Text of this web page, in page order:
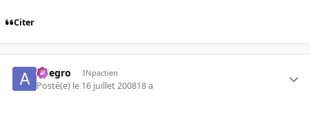
Citer
Allegro INpactien
Posté(e) le 16 juillet 200818 a